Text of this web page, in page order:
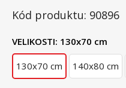
Kód produktu: 90896
VELIKOSTI: 130x70 cm
130x70 cm 140x80 cm